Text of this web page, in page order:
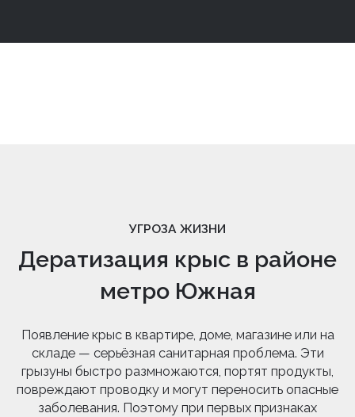
УГРОЗА ЖИЗНИ
Дератизация крыс в районе
метро Южная
Появление крыс в квартире, доме, магазине или на
складе — серьёзная санитарная проблема. Эти
грызуны быстро размножаются, портят продукты,
повреждают проводку и могут переносить опасные
заболевания. Поэтому при первых признаках